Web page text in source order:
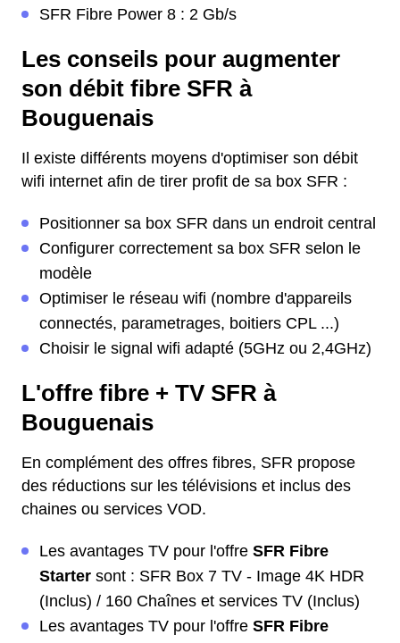
SFR Fibre Power 8 : 2 Gb/s
Les conseils pour augmenter
son débit fibre SFR à
Bouguenais
Il existe différents moyens d'optimiser son débit
wifi internet afin de tirer profit de sa box SFR :
Positionner sa box SFR dans un endroit central
Configurer correctement sa box SFR selon le
modèle
Optimiser le réseau wifi (nombre d'appareils
connectés, parametrages, boitiers CPL ...)
Choisir le signal wifi adapté (5GHz ou 2,4GHz)
L'offre fibre + TV SFR à
Bouguenais
En complément des offres fibres, SFR propose
des réductions sur les télévisions et inclus des
chaines ou services VOD.
Les avantages TV pour l'offre SFR Fibre
Starter sont : SFR Box 7 TV - Image 4K HDR
(Inclus) / 160 Chaînes et services TV (Inclus)
Les avantages TV pour l'offre SFR Fibre